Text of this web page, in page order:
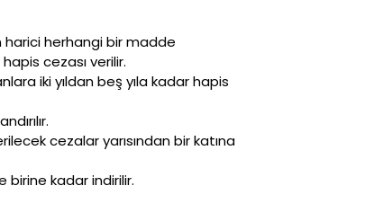
harici herhangi bir madde
cezası verilir.
iki yıldan beş yıla kadar hapis
cezalar yarısından bir katına
birine kadar indirilir.